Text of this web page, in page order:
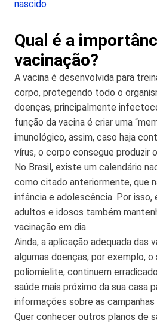
nascido
Qual é a
vacinação?
A vacina é desenvolvida para
corpo, protegendo todo o
doenças, principalmente
função da vacina é criar uma
imunológico, assim, caso haja
vírus, o corpo consegue produzir
No Brasil, existe um calendário
como citado anteriormente, que
infância e adolescência. Por isso,
adultos e idosos também
vacinação em dia.
Ainda, a aplicação adequada das
algumas doenças, por exemplo, o
poliomielite, continuem
saúde mais próximo da sua casa
informações sobre as campanhas
Quer conhecer outros planos de